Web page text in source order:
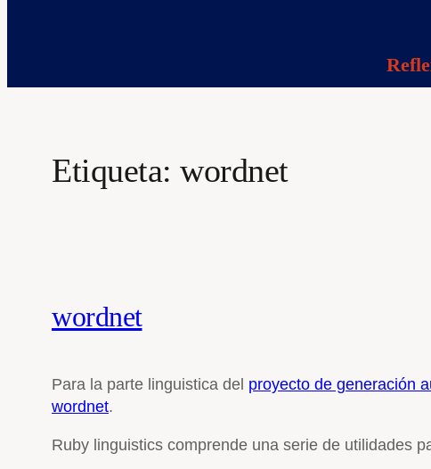
Etiqueta: wordnet
wordnet
Para la parte linguistica del proyecto de generación
wordnet.
Ruby linguistics comprende una serie de utilidades